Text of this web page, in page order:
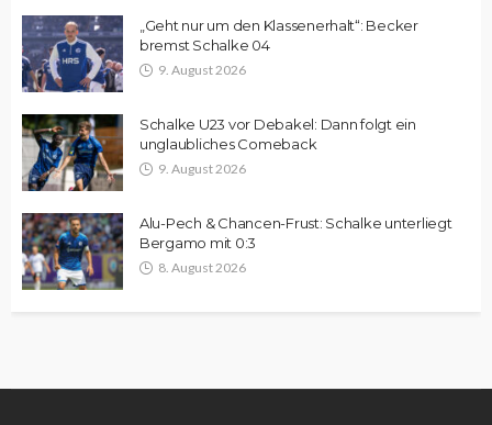
„Geht nur um den Klassenerhalt“: Becker
bremst Schalke 04
9. August 2026
Schalke U23 vor Debakel: Dann folgt ein
unglaubliches Comeback
9. August 2026
Alu-Pech & Chancen-Frust: Schalke unterliegt
Bergamo mit 0:3
8. August 2026